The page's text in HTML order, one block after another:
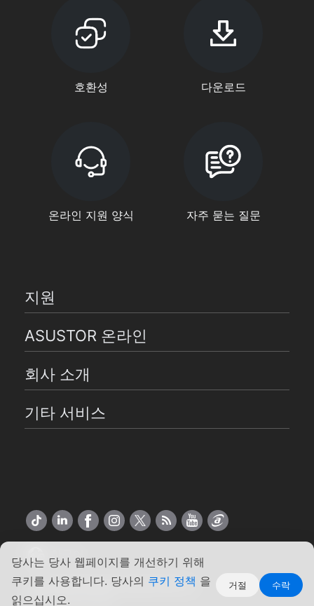
당사는 당사 웹페이지를 개선하기 위해
쿠키를 사용합니다. 당사의 쿠키 정책 을
읽으십시오.
거절 수락
호환성 다운로드
온라인 지원 양식 자주 묻는 질문
지원
ASUSTOR 온라인
회사 소개
기타 서비스
한국어
Copyright ©2026 ASUSTOR Inc.
약관 | 개인 정보